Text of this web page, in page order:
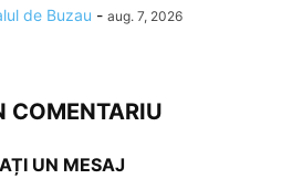
de Buzau - aug. 7, 2026
COMENTARIU
UN MESAJ